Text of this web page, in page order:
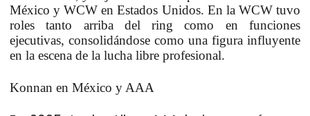
México yWCW en Estados Unidos. En la WCW tuvo
roles tanto arriba del ring como en funciones
ejecutivas, consolidándose como una figura influyente
en la escena de la lucha libre profesional.
Konnan en México y AAA